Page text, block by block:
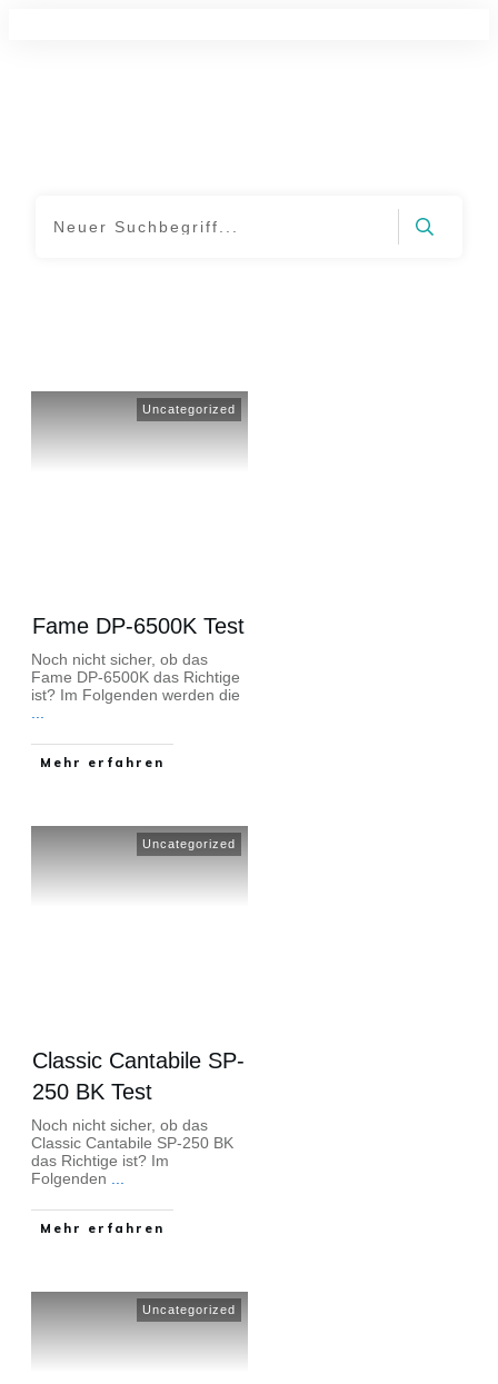
Uncategorized
Fame DP-6500K Test
Noch nicht sicher, ob das
Fame DP-6500K das Richtige
ist? Im Folgenden werden die
Mehr erfahren
Uncategorized
Classic Cantabile SP-
250 BK Test
Noch nicht sicher, ob das
Classic Cantabile SP-250 BK
das Richtige ist? Im
Folgenden
Mehr erfahren
Uncategorized